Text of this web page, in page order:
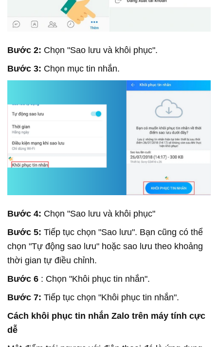
Bước 2: Chọn "Sao lưu và khôi phục".
Bước 3: Chọn mục tin nhắn.
Bước 4: Chọn "Sao lưu và khôi phục"
Bước 5: Tiếp tục chọn "Sao lưu". Bạn cũng có thể
chọn "Tự động sao lưu" hoặc sao lưu theo khoảng
thời gian tự điều chỉnh.
Bước 6 : Chọn "Khôi phục tin nhắn".
Bước 7: Tiếp tục chọn "Khôi phục tin nhắn".
Cách khôi phục tin nhắn Zalo trên máy tính cực
dễ